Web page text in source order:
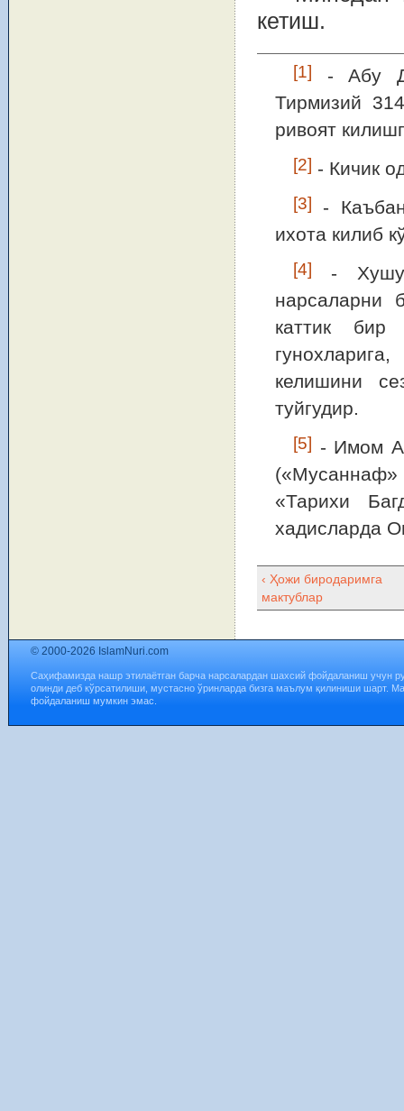
кетиш.
[1] - Абу
Тирмизий
ривоят
[2] - Кичик
[3] -
ихота килиб
[4] -
нарсаларни
каттик бир
келишини
туйгудир.
[5] - Имом
«Тарихи
хадисларда
‹ Ҳожи биродаримга
мактублар
© 2000-2026 IslamNuri.com
Саҳифамизда нашр этилаётган барча нарсалардан шахсий фойдаланиш учун
олинди деб кўрсатилиши, мустасно ўринларда бизга маълум қилиниши шарт.
фойдаланиш мумкин эмас.